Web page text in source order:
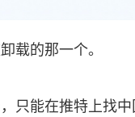
载的那一个。
只能在推特上找中